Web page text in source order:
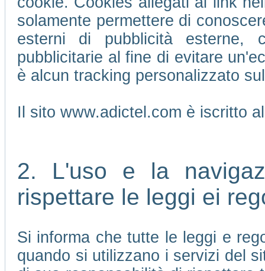
solamente permettere di
esterni di pubblicità esterne,
pubblicitarie al fine di evitare
è alcun tracking personalizzato
Il sito www.adictel.com è iscritto
2. L'uso e la
rispettare le leggi ei
Si informa che tutte le leggi e
quando si utilizzano i servizi del